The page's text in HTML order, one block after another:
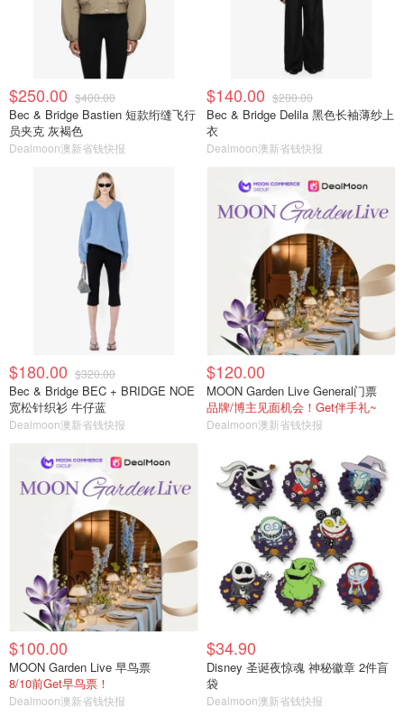
$250.00 $400.00
Bec & Bridge Bastien 短款绗缝飞行
员夹克 灰褐色
Dealmoon澳新省钱快报
$140.00 $200.00
Bec & Bridge Delila 黑色长袖薄纱上
衣
Dealmoon澳新省钱快报
$180.00 $320.00
Bec & Bridge BEC + BRIDGE NOE
宽松针织衫 牛仔蓝
Dealmoon澳新省钱快报
$120.00
MOON Garden Live General门票
品牌/博主见面机会！Get伴手礼~
Dealmoon澳新省钱快报
$100.00
MOON Garden Live 早鸟票
8/10前Get早鸟票！
Dealmoon澳新省钱快报
$34.90
Disney 圣诞夜惊魂 神秘徽章 2件盲
袋
Dealmoon澳新省钱快报